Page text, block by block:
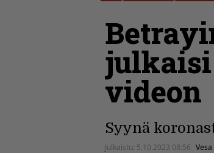
julkaisi
videon
Syynä
Julkaistu: 5.10.2023 08:56